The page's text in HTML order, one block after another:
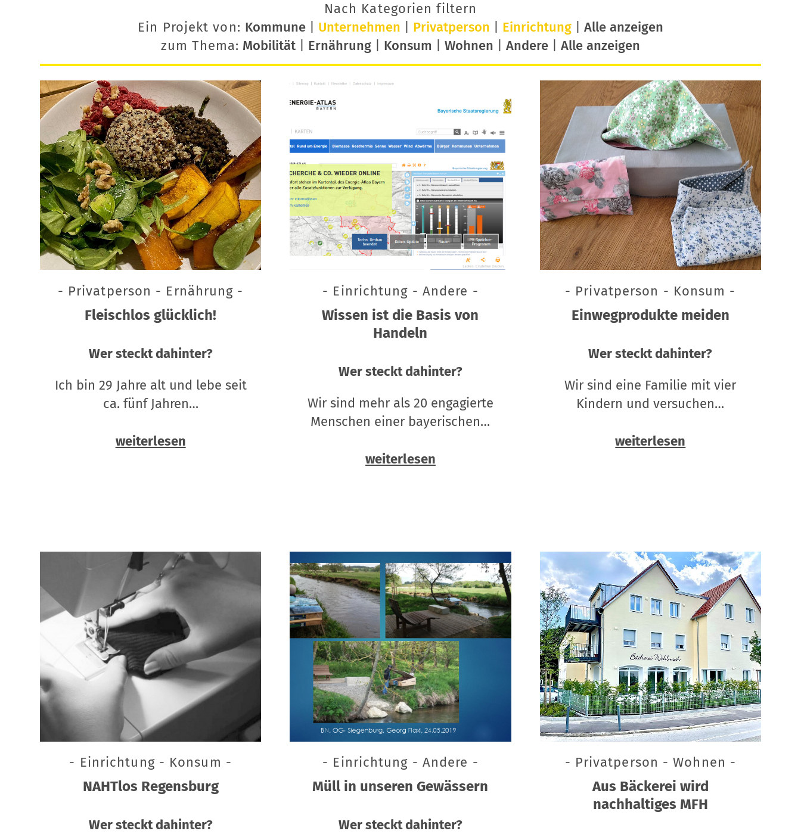
Nach Kategorien filtern
Ein Projekt von: Kommune| Unternehmen Privatperson Einrichtung| Alle anzeigen
zum Thema: Mobilität Ernährung Konsum Wohnen Andere Alle anzeigen
- Privatperson - Ernährung -
Fleischlos glücklich!
Wer steckt dahinter?
Ich bin 29 Jahre alt und lebe seit
ca. fünf Jahren…
weiterlesen
- Einrichtung - Andere -
Wissen ist die Basis von
Handeln
Wer steckt dahinter?
Wir sind mehr als 20 engagierte
Menschen einer bayerischen…
weiterlesen
- Privatperson - Konsum -
Einwegprodukte meiden
Wer steckt dahinter?
Wir sind eine Familie mit vier
Kindern und versuchen…
weiterlesen
- Einrichtung - Konsum -
NAHTlos Regensburg
Wer steckt dahinter?
- Einrichtung - Andere -
Müll in unseren Gewässern
Wer steckt dahinter?
- Privatperson - Wohnen -
Aus Bäckerei wird
nachhaltiges MFH